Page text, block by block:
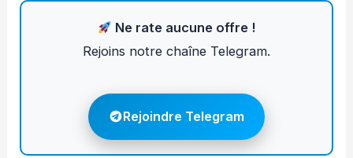
Ne rate aucune offre !
Rejoins notre chaîne Telegram.
Rejoindre Telegram